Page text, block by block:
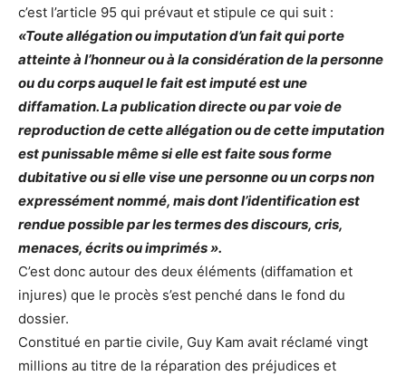
c’est l’article 95 qui prévaut et stipule ce qui suit :
«Toute allégation ou imputation d’un fait qui porte
atteinte à l’honneur ou à la considération de la personne
ou du corps auquel le fait est imputé est une
diffamation. La publication directe ou par voie de
reproduction de cette allégation ou de cette imputation
est punissable même si elle est faite sous forme
dubitative ou si elle vise une personne ou un corps non
expressément nommé, mais dont l’identification est
rendue possible par les termes des discours, cris,
menaces, écrits ou imprimés ».
C’est donc autour des deux éléments (diffamation et
injures) que le procès s’est penché dans le fond du
dossier.
Constitué en partie civile, Guy Kam avait réclamé vingt
millions au titre de la réparation des préjudices et